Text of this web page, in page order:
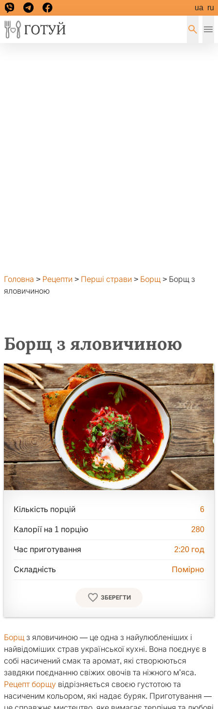
ua ru
Головна > Рецепти > Перші страви > Борщ > Борщ з
яловичиною
Борщ з яловичиною
Кількість порцій 6
Калорії на 1 порцію 280
Час приготування 2:20 год
Складність Помірно
ЗБЕРЕГТИ
Борщ з яловичиною — це одна з найулюбленіших і
найвідоміших страв української кухні. Вона поєднує в
собі насичений смак та аромат, які створюються
завдяки поєднанню свіжих овочів та ніжного м’яса.
Рецепт борщу відрізняється своєю густотою та
насиченим кольором, які надає буряк. Приготування —